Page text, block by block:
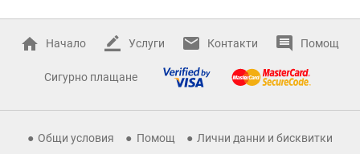
Начало Услуги Контакти Помощ
Сигурно плащане
Общи условия Помощ Лични данни и бисквитки